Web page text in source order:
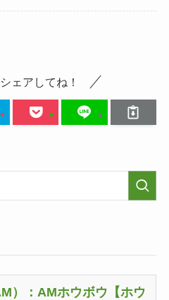
ェアしてね！
）：AMホウボウ 【ホウ